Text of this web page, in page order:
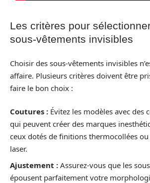
Les critères pour
sous-vêtements invisibles
Choisir des sous-vêtements invisibles
affaire. Plusieurs critères doivent être
faire le bon choix :
Coutures : Évitez les modèles avec des
qui peuvent créer des marques
ceux dotés de finitions thermocollées ou
laser.
Ajustement : Assurez-vous que les
épousent parfaitement votre